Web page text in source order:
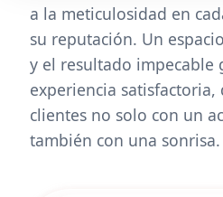
a la meticulosidad en
su reputación. Un
y el resultado impecable
experiencia
clientes no solo con un
también con una sonrisa.